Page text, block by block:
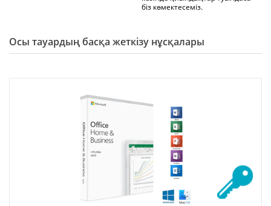
біз көмектесеміз.
Осы тауардың басқа жеткізу нұсқалары